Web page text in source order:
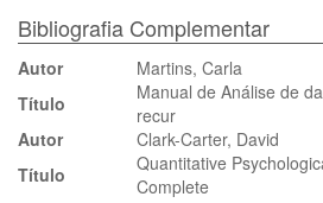
Bibliografia Complementar
Autor
Martins, Carla
Título
Manual de Análise de
recur
Autor
Clark-Carter, David
Título
Quantitative
Complete